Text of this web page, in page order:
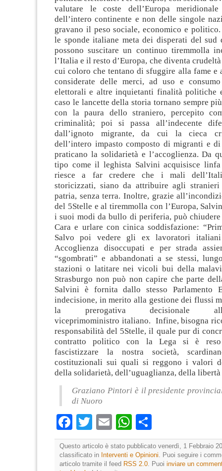
valutare le coste dell’Europa
dell’intero continente e non delle singole
gravano il peso sociale, economico e
le sponde italiane meta dei disperati del sud
possono suscitare un continuo tiremmolla
l’Italia e il resto d’Europa, che diventa
cui coloro che tentano di sfuggire alla fame e
considerate delle merci, ad uso e
elettorali e altre inquietanti finalità politiche
caso le lancette della storia tornano sempre
con la paura dello straniero, percepito
criminalità; poi si passa all’indecente
dall’ignoto migrante, da cui la cieca
dell’intero impasto composto di migranti e
praticano la solidarietà e l’accoglienza. Da
tipo come il leghista Salvini acquisisce
riesce a far credere che i mali
storicizzati, siano da attribuire agli stranieri
patria, senza terra. Inoltre, grazie
del 5Stelle e al tiremmolla con l’Europa,
i suoi modi da bullo di periferia, può
Cara e urlare con cinica soddisfazione:
Salvo poi vedere gli ex lavoratori
Accoglienza disoccupati e per strada
“sgombrati” e abbandonati a se stessi,
stazioni o latitare nei vicoli bui della
Strasburgo non può non capire che parte
Salvini è fornita dallo stesso Parlamento
indecisione, in merito alla gestione dei flussi
la prerogativa decisionale
viceprimoministro italiano. Infine, bisogna
responsabilità del 5Stelle, il quale pur di
contratto politico con la Lega si è
fascistizzare la nostra società,
costituzionali sui quali si reggono i valori
della solidarietà, dell’uguaglianza, della
Graziano Pintori è il presidente
di Nuoro
Facebook
TwitterEmailWhatsApp
Questo articolo è stato pubblicato venerdì, 1 Febbraio
classificato in Interventi e Opinioni . Puoi seguire i
articolo tramite il feed RSS 2.0 . Puoi inviare un